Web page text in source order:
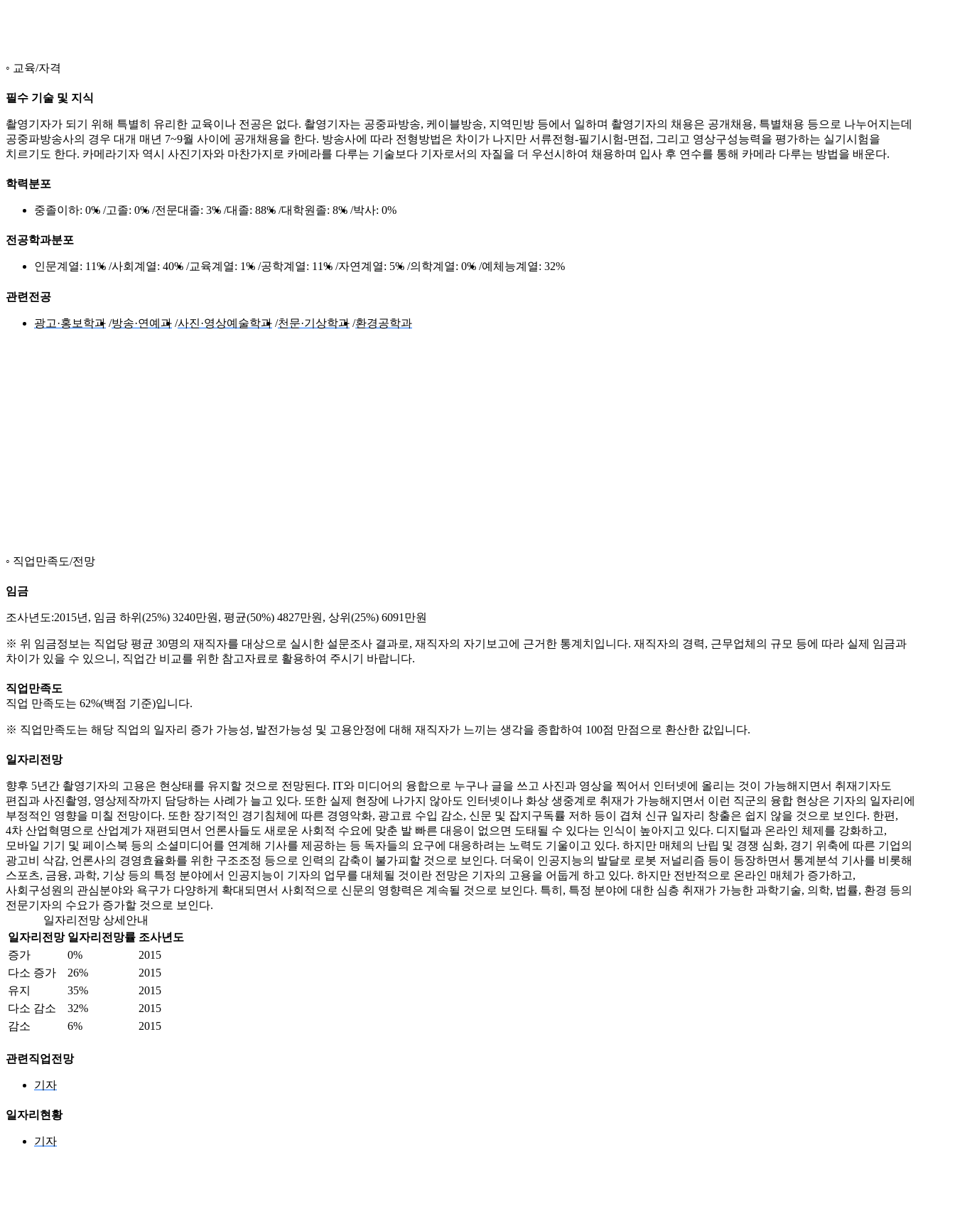
교육/자격
필수 기술 및 지식
촬영기자가 되기 위해 특별히 유리한 교육이나 전공은 없다. 촬영기자는 공중파방송, 케이블방송, 지역민방 등에서 일하며 촬영기자의 채용은 공개채용, 특별채용 등으로 나누어지는데
공중파방송사의 경우 대개 매년 7~9월 사이에 공개채용을 한다. 방송사에 따라 전형방법은 차이가 나지만 서류전형-필기시험-면접, 그리고 영상구성능력을 평가하는 실기시험을
치르기도 한다. 카메라기자 역시 사진기자와 마찬가지로 카메라를 다루는 기술보다 기자로서의 자질을 더 우선시하여 채용하며 입사 후 연수를 통해 카메라 다루는 방법을 배운다.
학력분포
중졸이하: 0% 고졸: 0% 전문대졸: 3% 대졸: 88% 대학원졸: 8% 박사: 0%
전공학과분포
인문계열: 11% 사회계열: 40% 교육계열: 1% 공학계열: 11% 자연계열: 5% 의학계열: 0% 예체능계열: 32%
관련전공
광고·홍보학과 방송·연예과 사진·영상예술학과 천문·기상학과 환경공학과
직업만족도/전망
임금
조사년도:2015년, 임금 하위(25%) 3240만원, 평균(50%) 4827만원, 상위(25%) 6091만원
※ 위 임금정보는 직업당 평균 30명의 재직자를 대상으로 실시한 설문조사 결과로, 재직자의 자기보고에 근거한 통계치입니다. 재직자의 경력, 근무업체의 규모 등에 따라 실제 임금과
차이가 있을 수 있으니, 직업간 비교를 위한 참고자료로 활용하여 주시기 바랍니다.
직업만족도
직업 만족도는 62%(백점 기준)입니다.
※ 직업만족도는 해당 직업의 일자리 증가 가능성, 발전가능성 및 고용안정에 대해 재직자가 느끼는 생각을 종합하여 100점 만점으로 환산한 값입니다.
일자리전망
향후 5년간 촬영기자의 고용은 현상태를 유지할 것으로 전망된다. IT와 미디어의 융합으로 누구나 글을 쓰고 사진과 영상을 찍어서 인터넷에 올리는 것이 가능해지면서 취재기자도
편집과 사진촬영, 영상제작까지 담당하는 사례가 늘고 있다. 또한 실제 현장에 나가지 않아도 인터넷이나 화상 생중계로 취재가 가능해지면서 이런 직군의 융합 현상은 기자의 일자리에
부정적인 영향을 미칠 전망이다. 또한 장기적인 경기침체에 따른 경영악화, 광고료 수입 감소, 신문 및 잡지구독률 저하 등이 겹쳐 신규 일자리 창출은 쉽지 않을 것으로 보인다. 한편,
4차 산업혁명으로 산업계가 재편되면서 언론사들도 새로운 사회적 수요에 맞춘 발 빠른 대응이 없으면 도태될 수 있다는 인식이 높아지고 있다. 디지털과 온라인 체제를 강화하고,
모바일 기기 및 페이스북 등의 소셜미디어를 연계해 기사를 제공하는 등 독자들의 요구에 대응하려는 노력도 기울이고 있다. 하지만 매체의 난립 및 경쟁 심화, 경기 위축에 따른 기업의
광고비 삭감, 언론사의 경영효율화를 위한 구조조정 등으로 인력의 감축이 불가피할 것으로 보인다. 더욱이 인공지능의 발달로 로봇 저널리즘 등이 등장하면서 통계분석 기사를 비롯해
스포츠, 금융, 과학, 기상 등의 특정 분야에서 인공지능이 기자의 업무를 대체될 것이란 전망은 기자의 고용을 어둡게 하고 있다. 하지만 전반적으로 온라인 매체가 증가하고,
사회구성원의 관심분야와 욕구가 다양하게 확대되면서 사회적으로 신문의 영향력은 계속될 것으로 보인다. 특히, 특정 분야에 대한 심층 취재가 가능한 과학기술, 의학, 법률, 환경 등의
전문기자의 수요가 증가할 것으로 보인다.
일자리전망 상세안내
일자리전망 일자리전망률 조사년도
증가
0%
2015
다소 증가
26%
2015
유지
35%
2015
다소 감소
32%
2015
감소
6% 2015
관련직업전망
기자
일자리현황
기자